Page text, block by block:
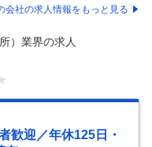
きたい ・未経験から営業を
人と接する機会、仕事の経
の経験 (静岡県…
会社の求人情報をもっと見る
）業界の求人
歓迎／年休125日・